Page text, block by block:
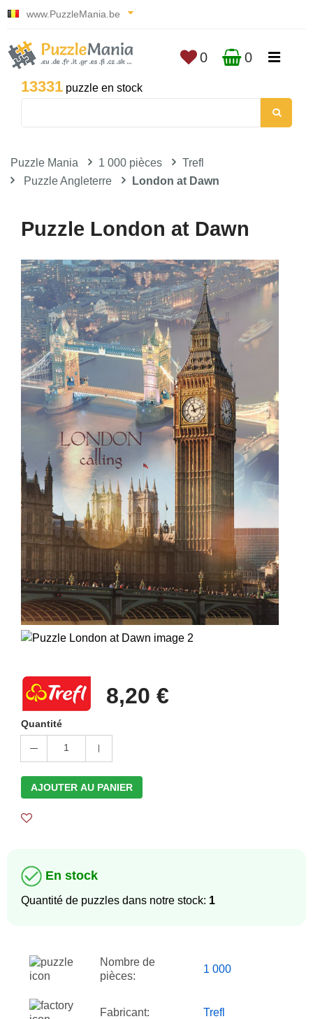
www.PuzzleMania.be
13331 puzzle en stock
0 0
Puzzle Mania 1 000 pièces
Trefl
Puzzle Angleterre
London at Dawn
Puzzle London at Dawn
8,20 €
Quantité
1
AJOUTER AU PANIER
En stock
Quantité de puzzles dans notre stock: 1
Nombre de
pièces:
1 000
Fabricant: Trefl